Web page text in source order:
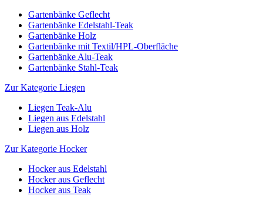
Gartenbänke Geflecht
Gartenbänke Edelstahl-Teak
Gartenbänke Holz
Gartenbänke mit Textil/HPL-Oberfläche
Gartenbänke Alu-Teak
Gartenbänke Stahl-Teak
Zur Kategorie Liegen
Liegen Teak-Alu
Liegen aus Edelstahl
Liegen aus Holz
Zur Kategorie Hocker
Hocker aus Edelstahl
Hocker aus Geflecht
Hocker aus Teak